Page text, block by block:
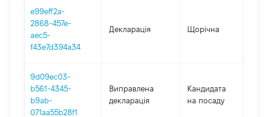
e99eff2a-
2868-457e-
aec5-
f43e7d394a34
Декларація Щорічна
9d09ec03-
b561-4345-
b9ab-
071aa55b28f1
Виправлена
декларація
Кандидата
на посаду